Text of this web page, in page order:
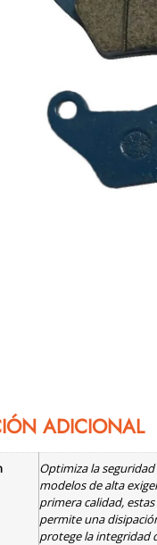
ADICIONAL
Optimiza la
modelos de alta
primera calidad,
permite una
protege la integridad